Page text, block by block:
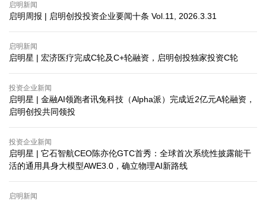
启明新闻
启明周报 | 启明创投投资企业要闻十条 Vol.11, 2026.3.31
启明新闻
启明星 | 宏济医疗完成C轮及C+轮融资，启明创投独家投资C轮
投资企业新闻
启明星 | 金融AI领跑者讯兔科技（Alpha派）完成近2亿元A轮融资，
启明创投共同领投
投资企业新闻
启明星 | 它石智航CEO陈亦伦GTC首秀：全球首次系统性披露能干
活的通用具身大模型AWE3.0，确立物理AI新路线
启明新闻